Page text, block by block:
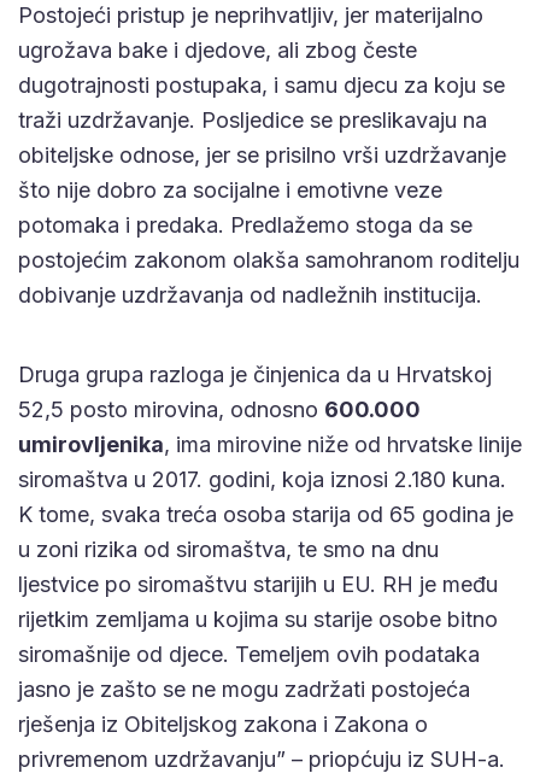
Postojeći pristup je neprihvatljiv, jer materijalno
ugrožava bake i djedove, ali zbog česte
dugotrajnosti postupaka, i samu djecu za koju se
traži uzdržavanje. Posljedice se preslikavaju na
obiteljske odnose, jer se prisilno vrši uzdržavanje
što nije dobro za socijalne i emotivne veze
potomaka i predaka. Predlažemo stoga da se
postojećim zakonom olakša samohranom roditelju
dobivanje uzdržavanja od nadležnih institucija.
Druga grupa razloga je činjenica da u Hrvatskoj
52,5 posto mirovina, odnosno 600.000
umirovljenika, ima mirovine niže od hrvatske linije
siromaštva u 2017. godini, koja iznosi 2.180 kuna.
K tome, svaka treća osoba starija od 65 godina je
u zoni rizika od siromaštva, te smo na dnu
ljestvice po siromaštvu starijih u EU. RH je među
rijetkim zemljama u kojima su starije osobe bitno
siromašnije od djece. Temeljem ovih podataka
jasno je zašto se ne mogu zadržati postojeća
rješenja iz Obiteljskog zakona i Zakona o
privremenom uzdržavanju” – priopćuju iz SUH-a.